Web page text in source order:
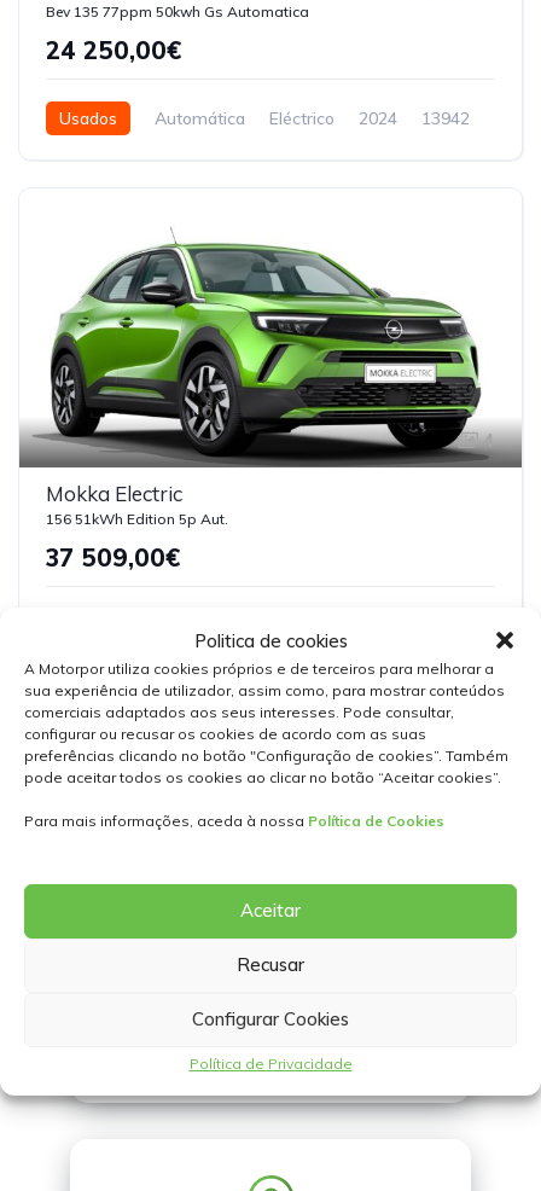
Politica de cookies
A Motorpor utiliza cookies próprios e de terceiros para melhorar a
sua experiência de utilizador, assim como, para mostrar conteúdos
comerciais adaptados aos seus interesses. Pode consultar,
configurar ou recusar os cookies de acordo com as suas
preferências clicando no botão "Configuração de cookies”. Também
pode aceitar todos os cookies ao clicar no botão “Aceitar cookies”.
Para mais informações, aceda à nossa Política de Cookies
Aceitar
Recusar
Configurar Cookies
Política de Privacidade
Bev 135 77ppm 50kwh Gs Automatica
24 250,00€
Usados Automática Eléctrico 2024
13942
4
Mokka Electric
156 51kWh Edition 5p Aut.
37 509,00€
+351300 600 768